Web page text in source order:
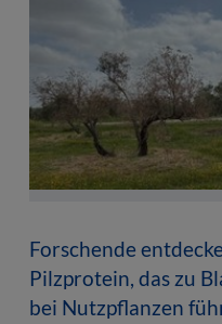
Forschende
Pilzprotein, das zu
bei Nutzpflanzen